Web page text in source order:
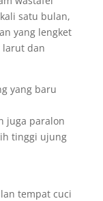
satu bulan,
yang lengket
larut dan
yang baru
juga paralon
tinggi ujung
tempat cuci